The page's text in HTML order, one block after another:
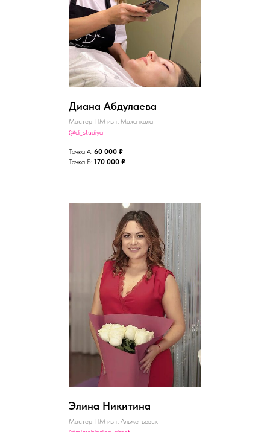
Диана Абдулаева
Мастер ПМ из г. Махачкала
@di_studiya
Точка А: 60 000 ₽
Точка Б: 170 000 ₽
Элина Никитина
Мастер ПМ из г. Альметьевск